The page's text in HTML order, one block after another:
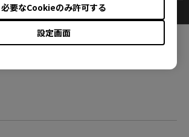
設定画面
必要なCookieのみ許可する